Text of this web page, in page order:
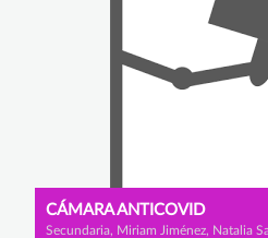
CÁMARA ANTICOVID